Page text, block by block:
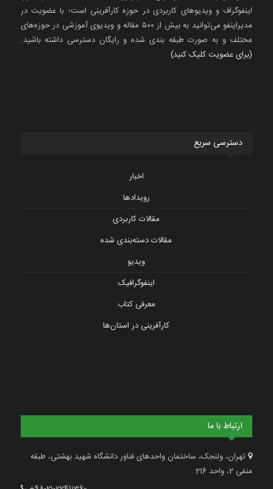
اینفوگراف و ویدیوهای کاربردی در حوزه کارآفرینی است؛ با عضویت در
مدیراینفو می‌توانید به بیش از ۵۰۰ مقاله و ویدیوی آموزشی در حوزه‌های
مختلف و به صورت طبقه بندی شده و رایگان دسترسی داشته باشید.
(برای عضویت کلیک کنید)
دسترسی سریع
اخبار
رویدادها
مقالات کاربردی
مقالات دسته‌بندی شده
ویدیو
اینفوگرافیک
معرفی کتاب
کارآفرینی در استان‌ها
ارتباط با ما
تهران، ولنجک، ساختمان واحدهای فناور دانشگاه شهید بهشتی، طبقه
منفی 2، واحد 216